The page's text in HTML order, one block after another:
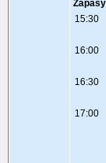
15:30
16:00
16:30
17:00